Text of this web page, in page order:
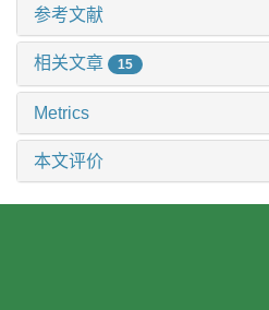
参考文献
相关文章 15
Metrics
本文评价